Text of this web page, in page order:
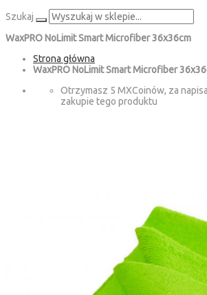
Szukaj
WaxPRO NoLimit Smart Microfiber 36x36cm
Strona główna
WaxPRO NoLimit Smart Microfiber
Otrzymasz 5 MXCoinów, za
zakupie tego produktu